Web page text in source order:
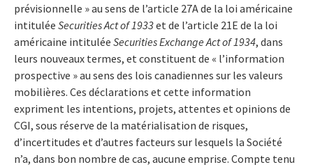
prévisionnelle » au sens de l’article 27A de la loi américaine
intitulée Securities Act of 1933et de l’article 21E de la loi
américaine intitulée Securities Exchange Act of 1934, dans
leurs nouveaux termes, et constituent de « l’information
prospective » au sens des lois canadiennes sur les valeurs
mobilières. Ces déclarations et cette information
expriment les intentions, projets, attentes et opinions de
CGI, sous réserve de la matérialisation de risques,
d’incertitudes et d’autres facteurs sur lesquels la Société
n’a, dans bon nombre de cas, aucune emprise. Compte tenu